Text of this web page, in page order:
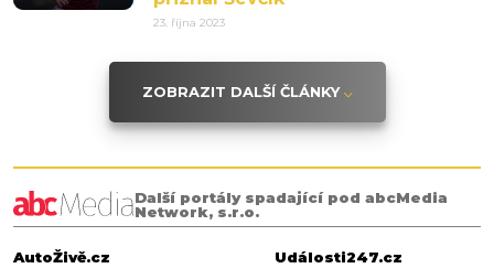
23. října 2023
ZOBRAZIT DALŠÍ ČLÁNKY
Další portály spadající pod abcMedia
Network, s.r.o.
AutoŽivě.cz
Události247.cz